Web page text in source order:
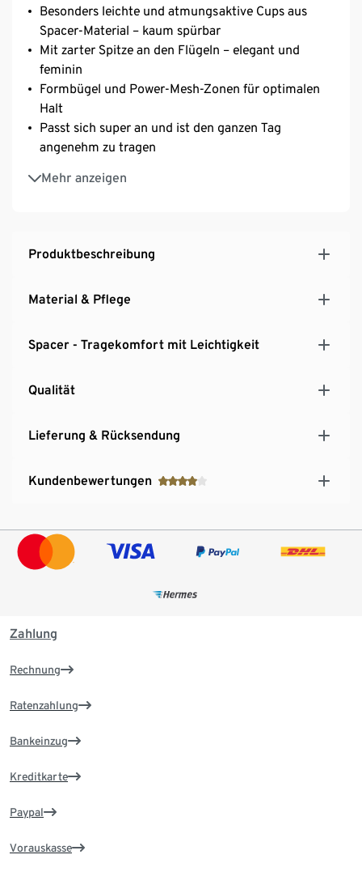
Besonders leichte und atmungsaktive Cups aus
Spacer-Material – kaum spürbar
Mit zarter Spitze an den Flügeln – elegant und
feminin
Formbügel und Power-Mesh-Zonen für optimalen
Halt
Passt sich super an und ist den ganzen Tag
angenehm zu tragen
Mehr anzeigen
3-fach verstellbarer SoftSeal®-Häkchenverschluss
Mit Elasthan: formbeständig, perfekter Sitz, hoher
Produktbeschreibung
Material & Pflege
Spacer - Tragekomfort mit Leichtigkeit
Qualität
Lieferung & Rücksendung
Kundenbewertungen
Zahlung
Rechnung
Ratenzahlung
Bankeinzug
Kreditkarte
Paypal
Vorauskasse